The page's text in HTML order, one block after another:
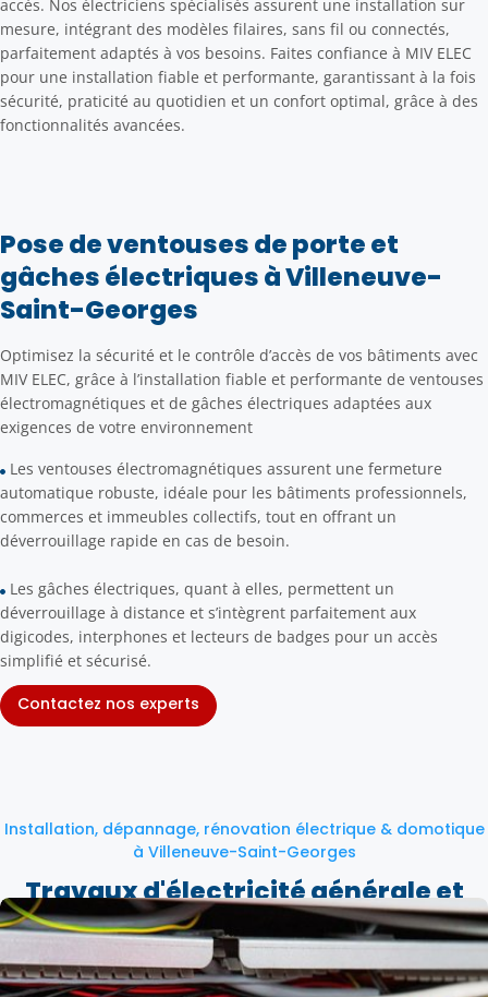
accès. Nos électriciens spécialisés assurent une installation sur
mesure, intégrant des modèles filaires, sans fil ou connectés,
parfaitement adaptés à vos besoins. Faites confiance à MIV ELEC
pour une installation fiable et performante, garantissant à la fois
sécurité, praticité au quotidien et un confort optimal, grâce à des
fonctionnalités avancées.
Pose de ventouses de porte et
gâches électriques à Villeneuve-
Saint-Georges
Optimisez la sécurité et le contrôle d’accès de vos bâtiments avec
MIV ELEC, grâce à l’installation fiable et performante de ventouses
électromagnétiques et de gâches électriques adaptées aux
exigences de votre environnement
Les ventouses électromagnétiques assurent une fermeture
automatique robuste, idéale pour les bâtiments professionnels,
commerces et immeubles collectifs, tout en offrant un
déverrouillage rapide en cas de besoin.
Les gâches électriques, quant à elles, permettent un
déverrouillage à distance et s’intègrent parfaitement aux
digicodes, interphones et lecteurs de badges pour un accès
simplifié et sécurisé.
Contactez nos experts
Travaux d'électricité générale et
domotique à Villeneuve-Saint-
Georges
Installation, dépannage, rénovation électrique & domotique
à Villeneuve-Saint-Georges